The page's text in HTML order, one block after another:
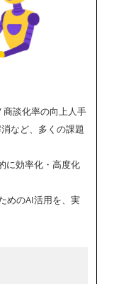
談化率の向上人手
など、多くの課題
に効率化・高度化
めのAI活用を、実